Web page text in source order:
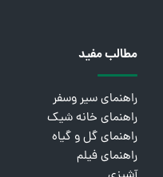
مطالب مفید
راهنمای سیر وسفر
راهنمای خانه شیک
راهنمای گل و گیاه
راهنمای فیلم